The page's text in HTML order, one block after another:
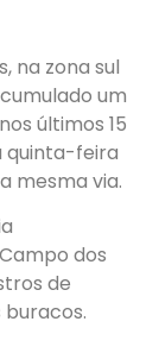
na zona sul
um
últimos 15
quinta-feira
mesma via.
dos
de